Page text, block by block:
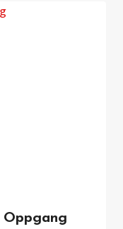
Oppgang